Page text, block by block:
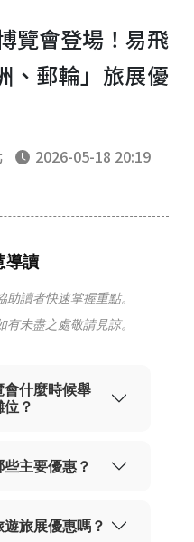
覽會登場！易飛
、郵輪」旅展優
2026-05-18 20:19
導讀
讀者快速掌握重點。
未盡之處敬請見諒。
會什麼時候舉
？
主要優惠？
旅展優惠嗎？